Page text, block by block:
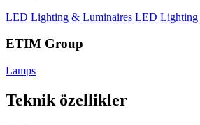
LED Lighting & Luminaires LED Lighting
ETIM Group
Lamps
Teknik özellikler